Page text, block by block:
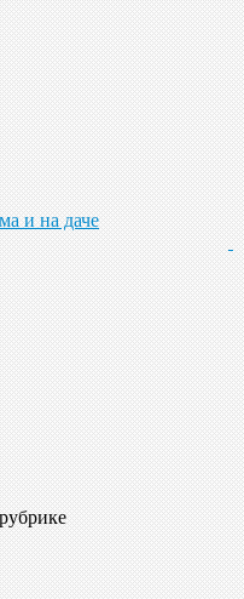
и на даче